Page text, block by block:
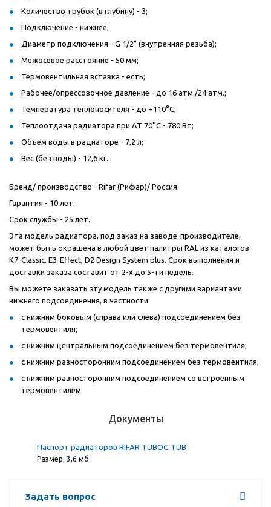
Количество трубок (в глубину) - 3;
Подключение - нижнее;
Диаметр подключения - G 1/2" (внутренняя резьба);
Межосевое расстояние - 50 мм;
Термовентильная вставка - есть;
Рабочее/опрессовочное давление - до 16 атм./24 атм.;
Температура теплоносителя - до +110°C;
Теплоотдача радиатора при ΔT 70°C - 780 Вт;
Объем воды в радиаторе - 7,2 л;
Вес (без воды) - 12,6 кг.
Бренд/ производство - Rifar (Рифар)/ Россия.
Гарантия - 10 лет.
Срок службы - 25 лет.
Эта модель радиатора, под заказ на заводе-производителе,
может быть окрашена в любой цвет палитры RAL из каталогов
К7-Classic, E3-Effect, D2 Design System plus. Срок выполнения и
доставки заказа составит от 2-х до 5-ти недель.
Вы можете заказать эту модель также с другими вариантами
нижнего подсоединения, в частности:
с нижним боковым (справа или слева) подсоединением без
термовентиля;
с нижним центральным подсоединением без термовентиля;
с нижним разносторонним подсоединением без термовентиля;
с нижним разносторонним подсоединением со встроенным
термовентилем.
Документы
Паспорт радиаторов RIFAR TUBOG TUB
Размер: 3,6 мб
Задать вопрос